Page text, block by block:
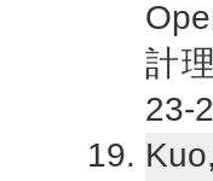
計
23-